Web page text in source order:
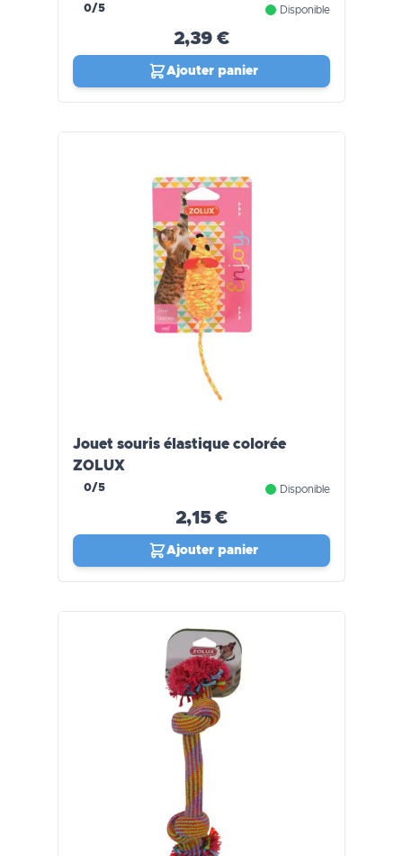
0/5 Disponible
2,39 €
Ajouter panier
Jouet souris élastique colorée
ZOLUX
0/5 Disponible
2,15 €
Ajouter panier